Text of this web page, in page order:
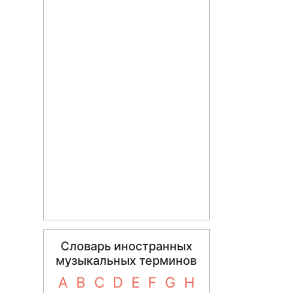
Словарь иностранных
музыкальных терминов
A B C D E F G H